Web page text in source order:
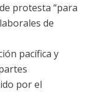
protesta “para
de
pacífica y
por el